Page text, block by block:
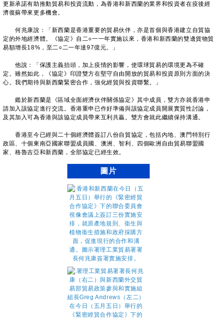
更新承諾有助推動貿易和投資流動，為香港和新西蘭的業界和投資者在疫後經
濟復蘇帶來更多機會。
何兆康說：「新西蘭是香港重要的貿易伙伴，亦是首個與香港建立自貿協
定的外地經濟體。《協定》自二○一一年實施以來，香港和新西蘭的雙邊貨物貿
易額增長18%，至二○二一年達97億元。」
他說：「保護主義抬頭，加上疫情的影響，使環球貿易的環境更為不確
定。雖然如此，《協定》印證雙方在堅守自由開放的貿易和投資原則方面的決
心。我們期待與新西蘭緊密合作，強化經貿與投資聯繫。」
鑑於新西蘭是《區域全面經濟伙伴關係協定》其中成員，雙方亦就香港申
請加入該協定進行交流。香港重申已作好準備與該協定成員開展實質性討論，
及其加入可為香港與該協定成員帶來互利共贏。雙方會就此繼續保持溝通。
香港至今已經與二十個經濟體簽訂八份自貿協定，包括內地、澳門特別行
政區、十個東南亞國家聯盟成員國、澳洲、智利、四個歐洲自由貿易聯盟國
家、格魯吉亞和新西蘭，全部協定已經生效。
圖片